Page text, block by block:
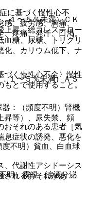
に基づく慢性心不
感、疲労感、胸痛、
疼痛、発汗、口渇。
づく慢性心不全〉慢性
とで使用すること。
それのある患者［気
息症状の誘発、悪化を
代謝性アシドーシス
されるおそれがあ
１〜５％未満）ＣＫ
上昇、総コレステロー
血糖、尿糖、トリグリ
化、カリウム低下、ナ
１〜５％未満）ＡＳ
：（頻度不明）腎機
昇等）、尿失禁、頻
不明）貧血、白血球
明）霧視、涙液分泌